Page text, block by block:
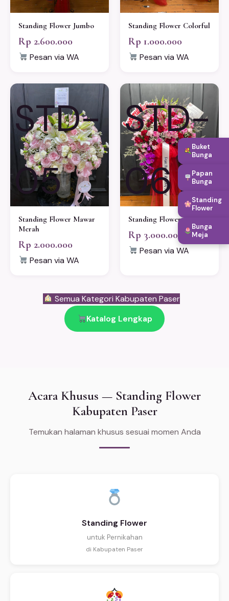
Standing Flower Jumbo
Rp 2.600.000
Pesan via WA
Standing Flower Colorful
Rp 1.000.000
Pesan via WA
STD-
05
Standing Flower Mawar
Merah
Rp 2.000.000
Pesan via WA
STD-
06
Standing Flower Luxury
Rp 3.000.000
Pesan via WA
Semua Kategori Kabupaten Paser
Katalog Lengkap
Acara Khusus — Standing Flower
Kabupaten Paser
Temukan halaman khusus sesuai momen Anda
Standing Flower
untuk Pernikahan
di Kabupaten Paser
Buket
Bunga
Papan
Bunga
Standing
Flower
Bunga
Meja